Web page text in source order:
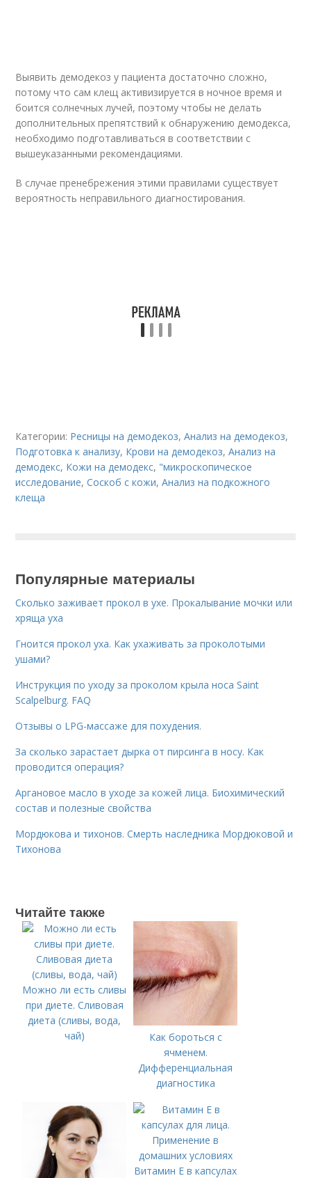
Выявить демодекоз у пациента достаточно сложно,
потому что сам клещ активизируется в ночное время и
боится солнечных лучей, поэтому чтобы не делать
дополнительных препятствий к обнаружению демодекса,
необходимо подготавливаться в соответствии с
вышеуказанными рекомендациями.
В случае пренебрежения этими правилами существует
вероятность неправильного диагностирования.
Категории: Ресницы на демодекоз,Анализ на демодекоз,
Подготовка к анализу, Крови на демодекоз,Анализ на
демодекс, Кожи на демодекс, "микроскопическое
исследование,Соскоб с кожи,Анализ на подкожного
клеща
Популярные материалы
Сколько заживает прокол в ухе. Прокалывание мочки или
хряща уха
Гноится прокол уха. Как ухаживать за проколотыми
ушами?
Инструкция по уходу за проколом крыла носа Saint
Scalpelburg. FAQ
Отзывы о LPG-массаже для похудения.
За сколько зарастает дырка от пирсинга в носу. Как
проводится операция?
Аргановое масло в уходе за кожей лица. Биохимический
состав и полезные свойства
Мордюкова и тихонов. Смерть наследника Мордюковой и
Тихонова
Читайте также
Можно ли есть сливы
при диете. Сливовая
диета (сливы, вода,
чай)
Как бороться с
ячменем.
Дифференциальная
диагностика
Витамин Е в капсулах